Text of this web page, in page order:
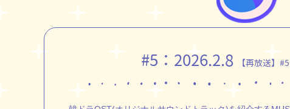
#5： 2026.2.8 【再放送】#5